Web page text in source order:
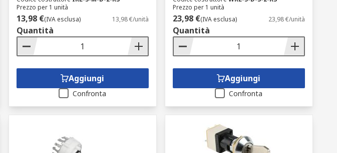
Prezzo per 1 unità
13,98 €(IVA esclusa) 13,98 €/unità
Quantità
Aggiungi
Confronta
Prezzo per 1 unità
23,98 €(IVA esclusa) 23,98 €/unità
Quantità
Aggiungi
Confronta